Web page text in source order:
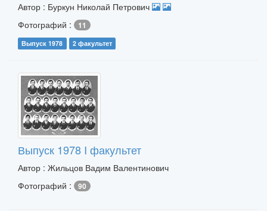
Автор : Буркун Николай Петрович
Фотографий :
11
Выпуск 1978 2 факультет
Выпуск 1978 I факультет
Автор : Жильцов Вадим Валентинович
Фотографий :
90